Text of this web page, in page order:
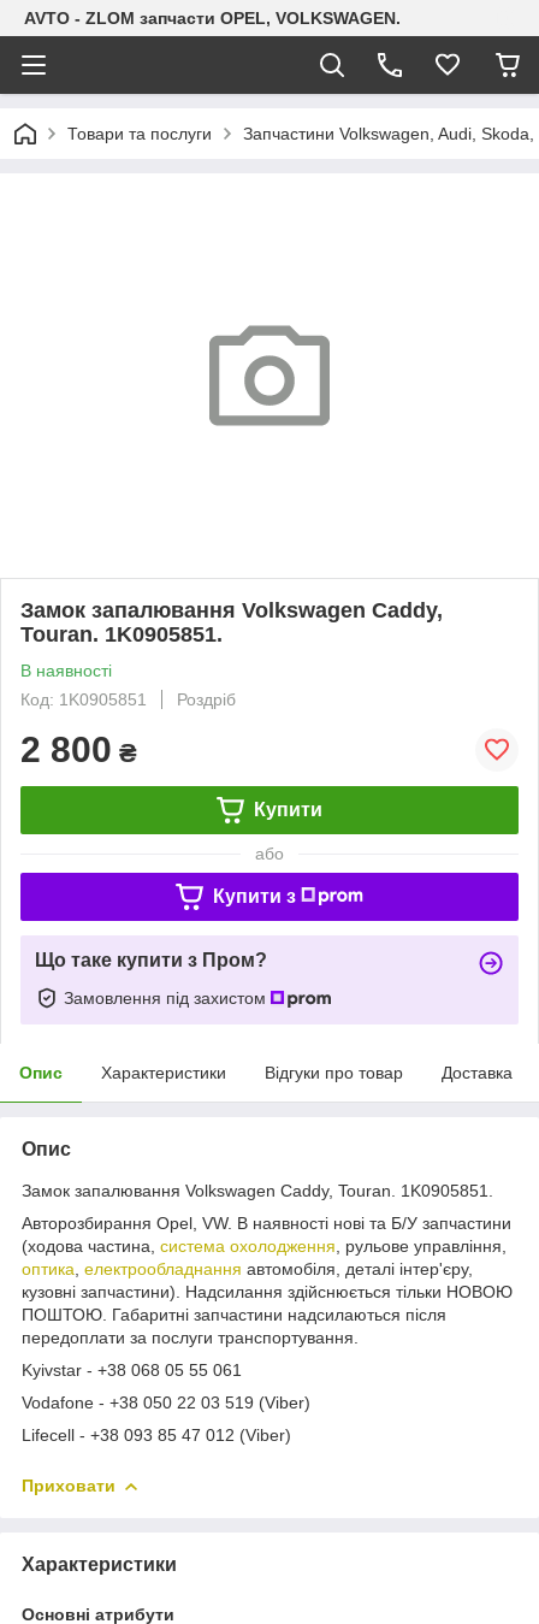
AVTO - ZLOM запчасти OPEL, VOLKSWAGEN.
Товари та послуги Запчастини Volkswagen, Audi, Skoda,
Замок запалювання Volkswagen Caddy,
Touran. 1K0905851.
В наявності
Код: 1K0905851
Роздріб
2 800 ₴
Купити
або
Купити з
Що таке купити з Пром?
Замовлення під захистом
Опис Характеристики Відгуки про товар Доставка
Опис
Замок запалювання Volkswagen Caddy, Touran. 1K0905851.
Авторозбирання Opel, VW. В наявності нові та Б/У запчастини
(ходова частина, система охолодження , рульове управління,
оптика електрообладнання автомобіля, деталі інтер'єру,
кузовні запчастини). Надсилання здійснюється тільки НОВОЮ
ПОШТОЮ. Габаритні запчастини надсилаються після
передоплати за послуги транспортування.
Kyivstar - +38 068 05 55 061
Vodafone - +38 050 22 03 519 (Viber)
Lifecell - +38 093 85 47 012 (Viber)
Приховати
Характеристики
Основні атрибути